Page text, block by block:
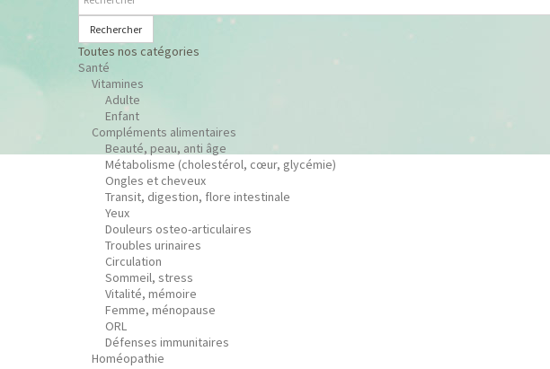
Rechercher
Toutes nos catégories
Santé
Vitamines
Adulte
Enfant
Compléments alimentaires
Beauté, peau, anti âge
Métabolisme (cholestérol, cœur, glycémie)
Ongles et cheveux
Transit, digestion, flore intestinale
Yeux
Douleurs osteo-articulaires
Troubles urinaires
Circulation
Sommeil, stress
Vitalité, mémoire
Femme, ménopause
ORL
Défenses immunitaires
Homéopathie